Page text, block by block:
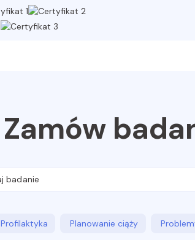
Zamów
Profilaktyka Planowanie ciąży